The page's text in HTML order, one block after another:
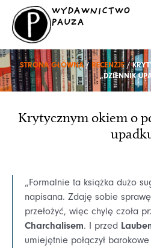
Przejdź
treści
WYDAWNICTWO
PAUZA
STRONA GŁÓWNA/ RECENZJE /
„DZIENNIK
Krytycznym okiem o
„Formalnie ta książka dużo
napisana. Zdaję sobie
przełożyć, więc chylę czoła
Charchalisem. I przed
umiejętnie połączył